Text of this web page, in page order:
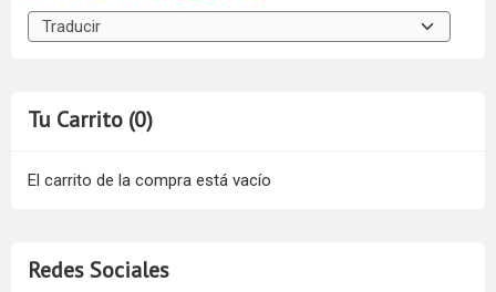
Tu Carrito (0)
El carrito de la compra está vacío
Redes Sociales